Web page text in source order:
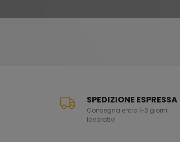
SPEDIZIONE ESPRESSA
Consegna entro 1-3 giorni
lavorativi